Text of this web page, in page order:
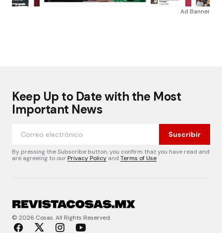
Ad Banner
Keep Up to Date with the Most
Important News
Suscribir
By pressing the Subscribe button, you confirm that you have read and
are agreeing to ourPrivacy Policy and Terms of Use
© 2026 Cosas. All Rights Reserved.